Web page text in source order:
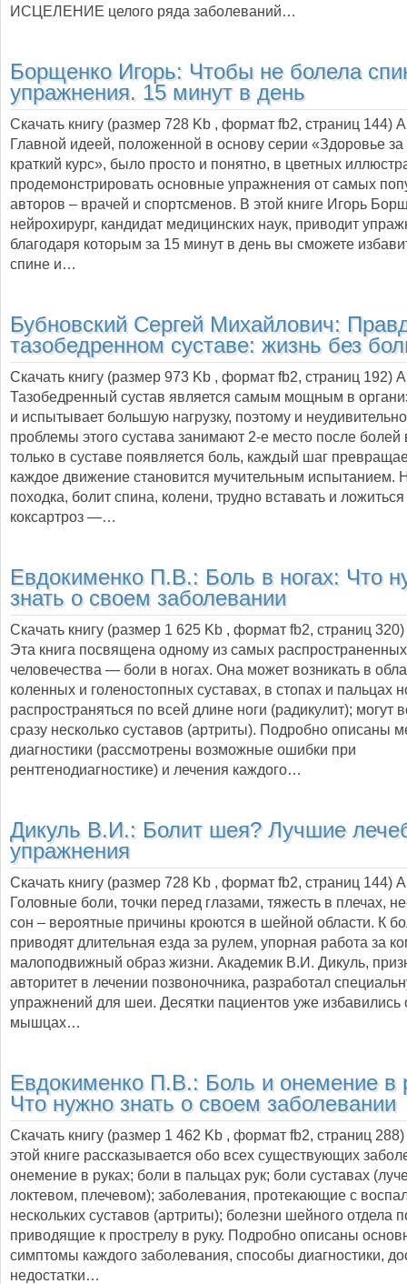
ИСЦЕЛЕНИЕ целого ряда заболеваний…
Борщенко Игорь: Чтобы не болела
упражнения. 15 минут в день
Скачать книгу (размер 728 Kb , формат fb2, страниц 144)
Главной идеей, положенной в основу серии «Здоровье за
краткий курс», было просто и понятно, в цветных
продемонстрировать основные упражнения от самых
авторов – врачей и спортсменов. В этой книге Игорь
нейрохирург, кандидат медицинских наук, приводит
благодаря которым за 15 минут в день вы сможете
спине и…
Бубновский Сергей Михайлович:
тазобедренном суставе: жизнь без
Скачать книгу (размер 973 Kb , формат fb2, страниц 192)
Тазобедренный сустав является самым мощным в
и испытывает большую нагрузку, поэтому и
проблемы этого сустава занимают 2-е место после болей
только в суставе появляется боль, каждый шаг
каждое движение становится мучительным испытанием.
походка, болит спина, колени, трудно вставать и
коксартроз —…
Евдокименко П.В.: Боль в ногах: Что
знать о своем заболевании
Скачать книгу (размер 1 625 Kb , формат fb2, страниц 320
Эта книга посвящена одному из самых
человечества — боли в ногах. Она может возникать в
коленных и голеностопных суставах, в стопах и пальцах
распространяться по всей длине ноги (радикулит); могут
сразу несколько суставов (артриты). Подробно описаны
диагностики (рассмотрены возможные ошибки при
рентгенодиагностике) и лечения каждого…
Дикуль В.И.: Болит шея? Лучшие
упражнения
Скачать книгу (размер 728 Kb , формат fb2, страниц 144)
Головные боли, точки перед глазами, тяжесть в плечах,
сон – вероятные причины кроются в шейной области. К
приводят длительная езда за рулем, упорная работа за
малоподвижный образ жизни. Академик В.И. Дикуль,
авторитет в лечении позвоночника, разработал
упражнений для шеи. Десятки пациентов уже избавились
мышцах…
Евдокименко П.В.: Боль и онемение в
Что нужно знать о своем заболевании
Скачать книгу (размер 1 462 Kb , формат fb2, страниц 288
этой книге рассказывается обо всех существующих
онемение в руках; боли в пальцах рук; боли суставах
локтевом, плечевом); заболевания, протекающие с
нескольких суставов (артриты); болезни шейного отдела
приводящие к прострелу в руку. Подробно описаны
симптомы каждого заболевания, способы диагностики,
недостатки…